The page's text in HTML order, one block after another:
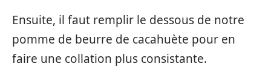
Ensuite, il faut remplir le dessous de notre
pomme de beurre de cacahuète pour en
faire une collation plus consistante.